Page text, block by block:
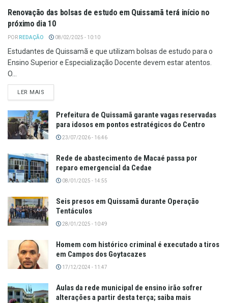
Renovação das bolsas de estudo em Quissamã terá início no
próximo dia 10
POR REDAÇÃO 08/02/2025 - 10:10
Estudantes de Quissamã e que utilizam bolsas de estudo para o
Ensino Superior e Especialização Docente devem estar atentos.
O...
LER MAIS
Prefeitura de Quissamã garante vagas reservadas
para idosos em pontos estratégicos do Centro
23/07/2026 - 16:46
Rede de abastecimento de Macaé passa por
reparo emergencial da Cedae
08/01/2025 - 14:55
Seis presos em Quissamã durante Operação
Tentáculos
28/01/2025 - 10:49
Homem com histórico criminal é executado a tiros
em Campos dos Goytacazes
17/12/2024 - 11:47
Aulas da rede municipal de ensino irão sofrer
alterações a partir desta terça; saiba mais